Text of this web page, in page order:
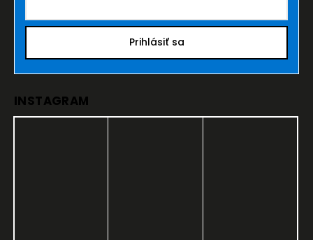
Prihlásiť sa
INSTAGRAM